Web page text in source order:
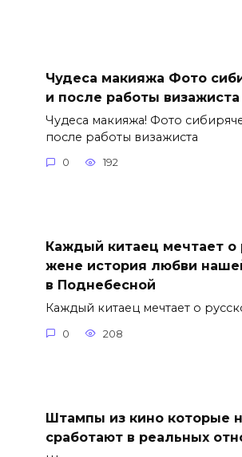
Чудеса макияжа Фото
и после работы визажиста
Чудеса макияжа! Фото
после работы визажиста
0 192
Каждый китаец мечтает о
жене история любви
в Поднебесной
Каждый китаец мечтает о
0 208
Штампы из кино которые
сработают в реальных